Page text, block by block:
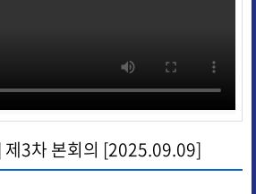
3차 본회의 [2025.09.09]